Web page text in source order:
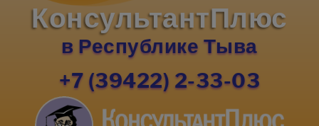
КонсультантПлюс
в Республике Тыва
+7 (39422) 2-33-03